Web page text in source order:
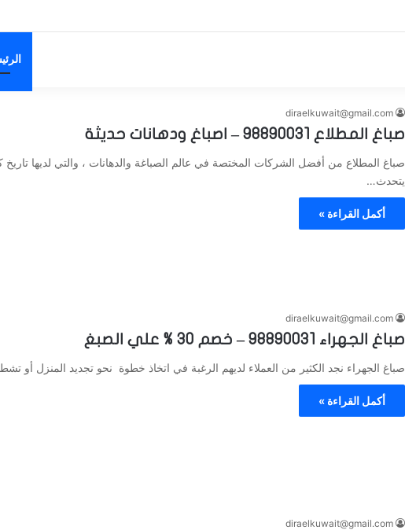
diraelkuwait@gmail.com
صباغ المطلاع 98890031 – اصباغ ودهانات حديثة
صباغ المطلاع من أفضل الشركات المختصة في عالم الصباغة والدهانات ، والتي لديها
يتحدث…
أكمل القراءة »
diraelkuwait@gmail.com
صباغ الجهراء 98890031 – خصم 30 % علي الصبغ
صباغ الجهراء نجد الكثير من العملاء لديهم الرغبة في اتخاذ خطوة نحو تجديد المنزل أو
أكمل القراءة »
diraelkuwait@gmail.com